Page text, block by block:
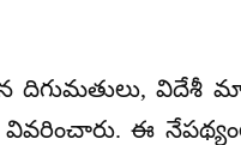
దిగుమతులు, విదేశీ
ఈ